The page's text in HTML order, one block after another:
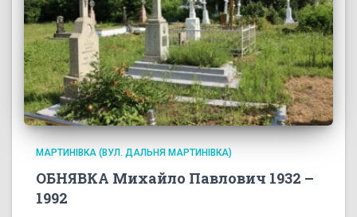
МАРТИНІВКА (ВУЛ. ДАЛЬНЯ МАРТИНІВКА)
ОБНЯВКА Михайло Павлович 1932 –
1992